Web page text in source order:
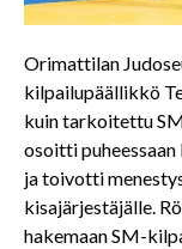
Orimattilan
kilpailupäällikkö
kuin tarkoitettu
osoitti
ja toivotti
kisajärjestäjälle.
hakemaan SM-